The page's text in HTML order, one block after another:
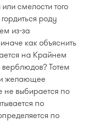
смелости того
роду
из-за
как объяснить
на Крайнем
Тотем
желающее
не выбирается по
по
по